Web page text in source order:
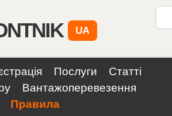
UA
Послуги
Статті
Вантажоперевезення
Правила